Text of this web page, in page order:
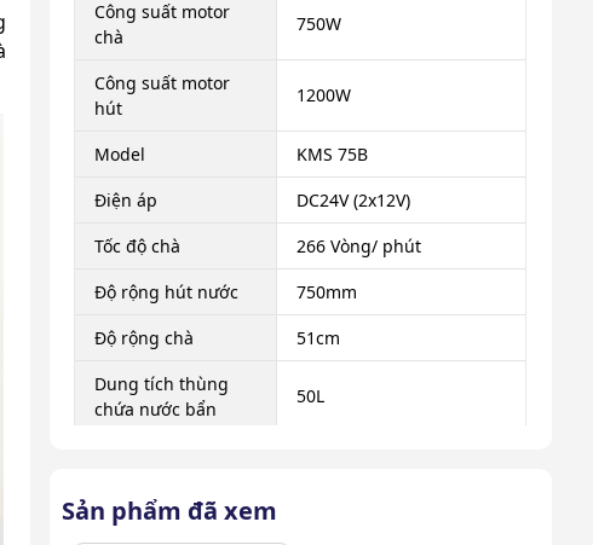
Công suất motor
chà
750W
Công suất motor
hút
1200W
Model
KMS 75B
Điện áp
DC24V (2x12V)
Tốc độ chà
266 Vòng/ phút
Độ rộng hút nước
750mm
Độ rộng chà
51cm
Dung tích thùng
chứa nước bẩn
50L
Hiệu quả làm sạch
Sản phẩm đã xem